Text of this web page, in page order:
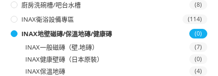
廚房洗碗槽/吧台水槽 (8)
INAX衛浴設備專區 (114)
INAX地壁磁磚/保溫地磚/健康磚 (0)
INAX一般磁磚（壁.地磚） (7)
INAX健康壁磚（日本原裝） (0)
INAX保溫地磚 (4)